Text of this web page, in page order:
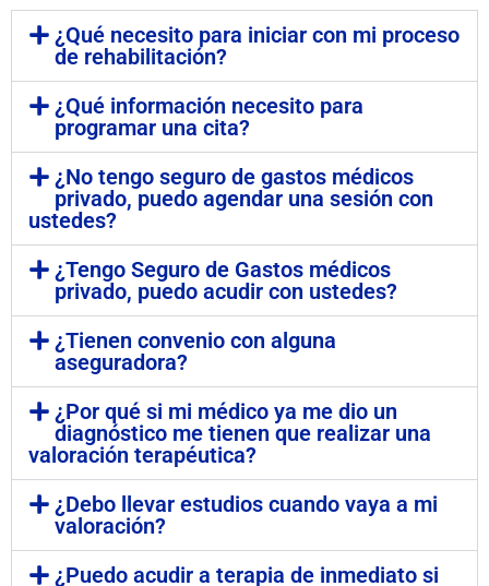
¿Qué necesito para iniciar con mi proceso
de rehabilitación?
¿Qué información necesito para
programar una cita?
¿No tengo seguro de gastos médicos
privado, puedo agendar una sesión con
ustedes?
¿Tengo Seguro de Gastos médicos
privado, puedo acudir con ustedes?
¿Tienen convenio con alguna
aseguradora?
¿Por qué si mi médico ya me dio un
diagnóstico me tienen que realizar una
valoración terapéutica?
¿Debo llevar estudios cuando vaya a mi
valoración?
¿Puedo acudir a terapia de inmediato si